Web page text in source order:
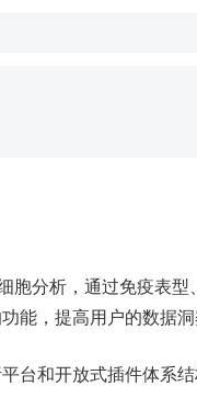
胞分析，通过免疫表
能，提高用户的数据洞
台和开放式插件体系